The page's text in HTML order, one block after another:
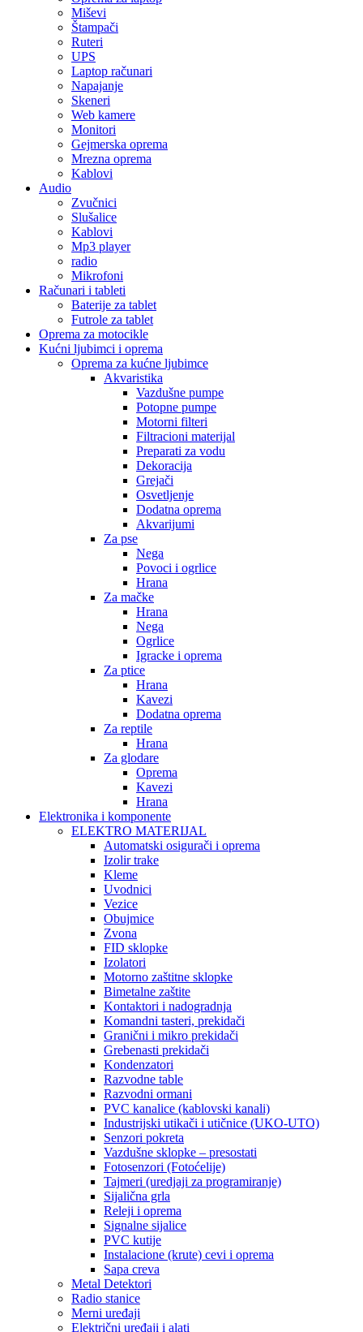
Miševi
Štampači
Ruteri
UPS
Laptop računari
Napajanje
Skeneri
Web kamere
Monitori
Gejmerska oprema
Mrezna oprema
Kablovi
Audio
Zvučnici
Slušalice
Kablovi
Mp3 player
radio
Mikrofoni
Računari i tableti
Baterije za tablet
Futrole za tablet
Oprema za motocikle
Kućni ljubimci i oprema
Oprema za kućne ljubimce
Akvaristika
Vazdušne pumpe
Potopne pumpe
Motorni filteri
Filtracioni materijal
Preparati za vodu
Dekoracija
Grejači
Osvetljenje
Dodatna oprema
Akvarijumi
Za pse
Nega
Povoci i ogrlice
Hrana
Za mačke
Hrana
Nega
Ogrlice
Igracke i oprema
Za ptice
Hrana
Kavezi
Dodatna oprema
Za reptile
Hrana
Za glodare
Oprema
Kavezi
Hrana
Elektronika i komponente
ELEKTRO MATERIJAL
Automatski osigurači i oprema
Izolir trake
Kleme
Uvodnici
Vezice
Obujmice
Zvona
FID sklopke
Izolatori
Motorno zaštitne sklopke
Bimetalne zaštite
Kontaktori i nadogradnja
Komandni tasteri, prekidači
Granični i mikro prekidači
Grebenasti prekidači
Kondenzatori
Razvodne table
Razvodni ormani
PVC kanalice (kablovski kanali)
Industrijski utikači i utičnice (UKO-UTO)
Senzori pokreta
Vazdušne sklopke – presostati
Fotosenzori (Fotoćelije)
Tajmeri (uredjaji za programiranje)
Sijalična grla
Releji i oprema
Signalne sijalice
PVC kutije
Instalacione (krute) cevi i oprema
Sapa creva
Metal Detektori
Radio stanice
Merni uređaji
Električni uređaji i alati